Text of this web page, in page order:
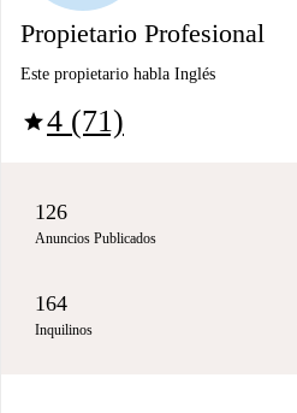
Propietario Profesional
Este propietario habla Inglés
star4 (71)
126
Anuncios Publicados
164
Inquilinos